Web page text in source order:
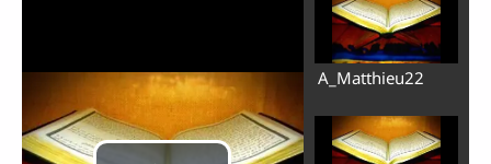
A_Matthieu22